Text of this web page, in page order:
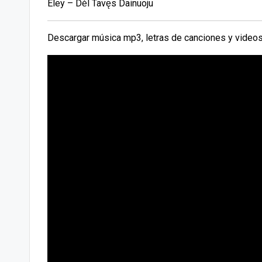
Eley – Dėl Tavęs Dainuoju
Descargar música mp3, letras de canciones y